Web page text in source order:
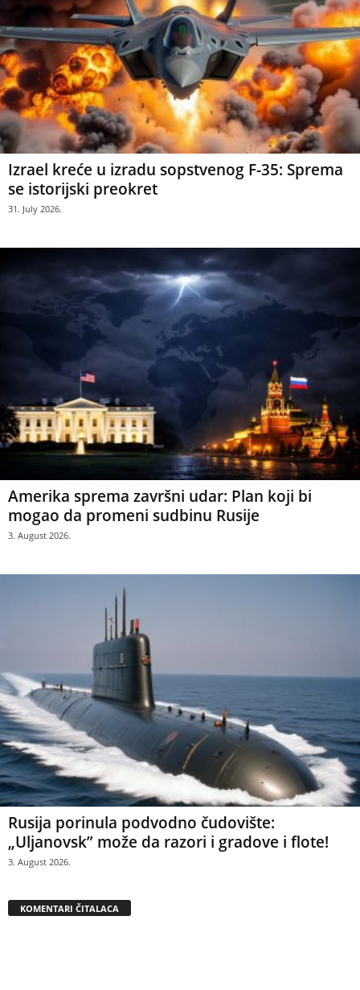
Izrael kreće u izradu sopstvenog F-35: Sprema
se istorijski preokret
31. July 2026.
Amerika sprema završni udar: Plan koji bi
mogao da promeni sudbinu Rusije
3. August 2026.
Rusija porinula podvodno čudovište:
„Uljanovsk” može da razori i gradove i flote!
3. August 2026.
KOMENTARI ČITALACA